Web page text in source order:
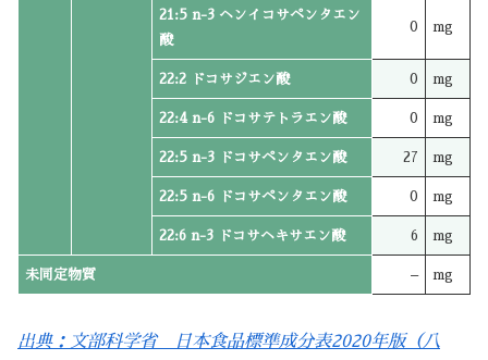
21:5 n-3 ヘンイコサペンタエン
酸
0 mg
22:2 ドコサジエン酸 0 mg
22:4 n-6 ドコサテトラエン酸 0 mg
22:5 n-3 ドコサペンタエン酸 27 mg
22:5 n-6 ドコサペンタエン酸 0 mg
22:6 n-3 ドコサヘキサエン酸 6 mg
未同定物質 – mg
出典：文部科学省 日本食品標準成分表2020年版（八